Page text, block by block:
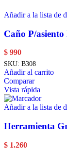
Añadir a la lista de
Caño P/
$ 990
SKU: B308
Añadir al carrito
Comparar
Vista rápida
Añadir a la lista de
Herramienta
$ 1.260